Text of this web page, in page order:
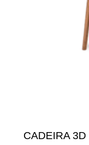
CADEIRA 3D